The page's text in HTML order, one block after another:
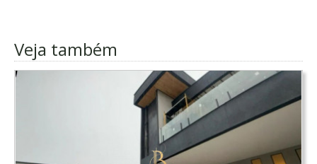
Veja também